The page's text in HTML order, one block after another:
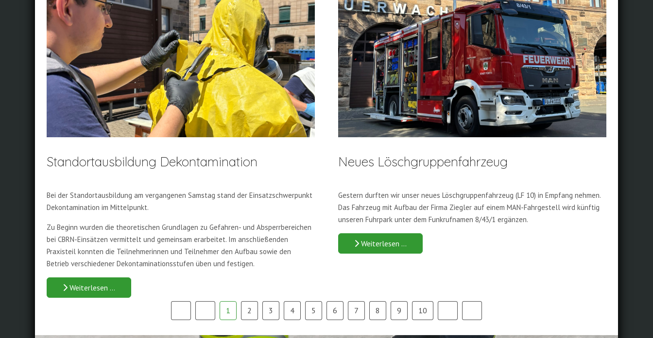
Standortausbildung Dekontamination
Bei der Standortausbildung am vergangenen Samstag stand der Einsatzschwerpunkt
Dekontamination im Mittelpunkt.
Zu Beginn wurden die theoretischen Grundlagen zu Gefahren- und Absperrbereichen
bei CBRN-Einsätzen vermittelt und gemeinsam erarbeitet. Im anschließenden
Praxisteil konnten die Teilnehmerinnen und Teilnehmer den Aufbau sowie den
Betrieb verschiedener Dekontaminationsstufen üben und festigen.
Weiterlesen …
Neues Löschgruppenfahrzeug
Gestern durften wir unser neues Löschgruppenfahrzeug (LF 10) in Empfang nehmen.
Das Fahrzeug mit Aufbau der Firma Ziegler auf einem MAN-Fahrgestell wird künftig
unseren Fuhrpark unter dem Funkrufnamen 8/43/1 ergänzen.
Weiterlesen …
1 2 3 4 5 6 7 8 9 10